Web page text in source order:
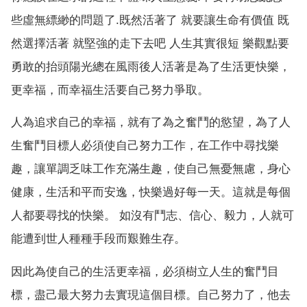
些虛無縹緲的問題了.既然活著了 就要讓生命有價值 既
然選擇活著 就堅強的走下去吧 人生其實很短 樂觀點要
勇敢的抬頭陽光總在風雨後人活著是為了生活更快樂，
更幸福，而幸福生活要自己努力爭取。
人為追求自己的幸福，就有了為之奮鬥的慾望，為了人
生奮鬥目標人必須使自己努力工作，在工作中尋找樂
趣，讓單調乏味工作充滿生趣，使自己無憂無慮，身心
健康，生活和平而安逸，快樂過好每一天。這就是每個
人都要尋找的快樂。 如沒有鬥志、信心、毅力，人就可
能遭到世人種種手段而艱難生存。
因此為使自己的生活更幸福，必須樹立人生的奮鬥目
標，盡己最大努力去實現這個目標。自己努力了，他去